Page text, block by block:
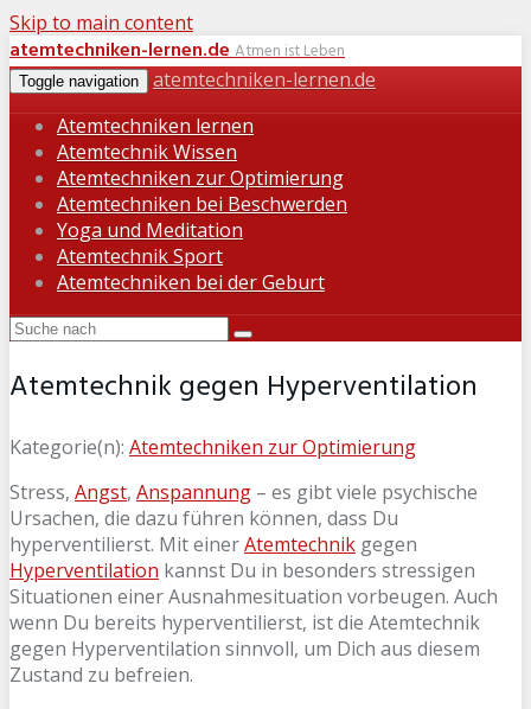
Skip to main content
atemtechniken-lernen.deAtmen ist Leben
Toggle navigation
atemtechniken-lernen.de
Atemtechniken lernen
Atemtechnik Wissen
Atemtechniken zur Optimierung
Atemtechniken bei Beschwerden
Yoga und Meditation
Atemtechnik Sport
Atemtechniken bei der Geburt
Atemtechnik gegen Hyperventilation
Kategorie(n): Atemtechniken zur Optimierung
Stress, Angst, Anspannung – es gibt viele psychische
Ursachen, die dazu führen können, dass Du
hyperventilierst. Mit einerAtemtechnik gegen
Hyperventilation kannst Du in besonders stressigen
Situationen einer Ausnahmesituation vorbeugen. Auch
wenn Du bereits hyperventilierst, ist die Atemtechnik
gegen Hyperventilation sinnvoll, um Dich aus diesem
Zustand zu befreien.